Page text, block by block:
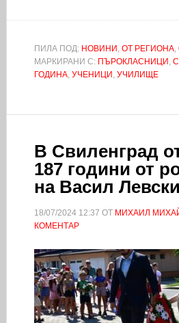
ПИЛА ПОД: НОВИНИ , ОТ РЕГИОНА,
МАРКИРАНИ С: ПЪРОКЛАСНИЦИ ,
ГОДИНА, УЧЕНИЦИ , УЧИЛИЩЕ
В Свиленград
187 години от
на Васил Левски
18/07/2024 12:37 ОТ МИХАИЛ
КОМЕНТАР